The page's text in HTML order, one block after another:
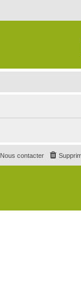
Nous contacter